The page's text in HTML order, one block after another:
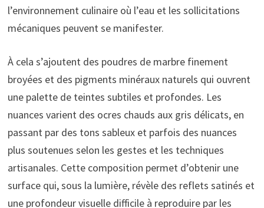
l’environnement culinaire où l’eau et les sollicitations
mécaniques peuvent se manifester.
À cela s’ajoutent des poudres de marbre finement
broyées et des pigments minéraux naturels qui ouvrent
une palette de teintes subtiles et profondes. Les
nuances varient des ocres chauds aux gris délicats, en
passant par des tons sableux et parfois des nuances
plus soutenues selon les gestes et les techniques
artisanales. Cette composition permet d’obtenir une
surface qui, sous la lumière, révèle des reflets satinés et
une profondeur visuelle difficile à reproduire par les